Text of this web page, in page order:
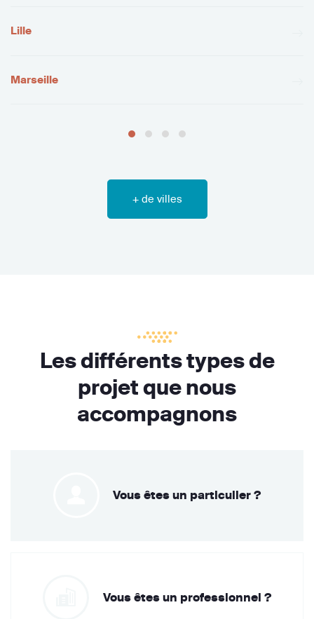
Lille
Marseille
+ de villes
Les différents types de
projet que nous
accompagnons
Vous êtes un particulier ?
Vous êtes un professionnel ?